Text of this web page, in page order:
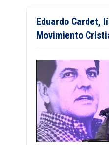
Eduardo Cardet,
Movimiento